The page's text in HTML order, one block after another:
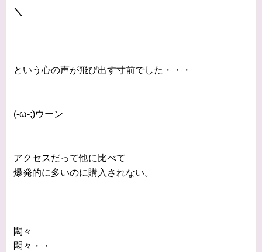
＼
という心の声が飛び出す寸前でした・・・
(-ω-;)ウーン
アクセスだって他に比べて
爆発的に多いのに購入されない。
悶々
悶々・・